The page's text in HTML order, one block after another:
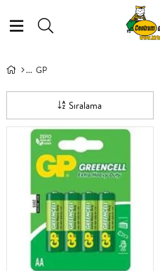
GP
Sıralama